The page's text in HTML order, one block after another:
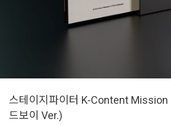
스테이지파이터 K-Content Mission
드보이 Ver.)